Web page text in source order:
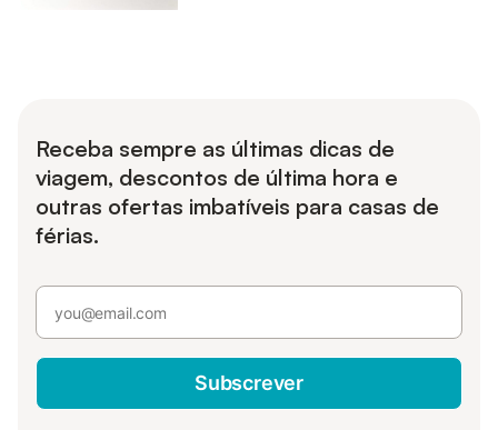
Receba sempre as últimas dicas de
viagem, descontos de última hora e
outras ofertas imbatíveis para casas de
férias.
Subscrever